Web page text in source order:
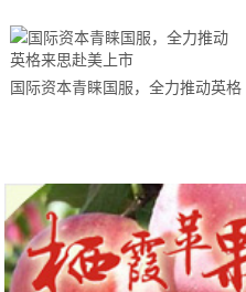
开！
国际资本青睐国服，全力推动英格